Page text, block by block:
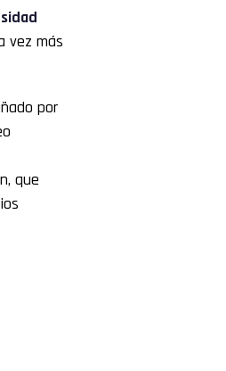
vez más
por
que